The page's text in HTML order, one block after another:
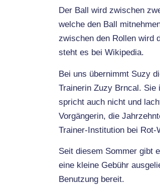
Der Ball wird zwischen
welche den Ball
zwischen den Rollen wird
steht es bei Wikipedia.
Bei uns übernimmt Suzy
Trainerin Zuzy Brncal. Sie
spricht auch nicht und
Vorgängerin, die
Trainer-Institution bei
Seit diesem Sommer gibt
eine kleine Gebühr
Benutzung bereit.